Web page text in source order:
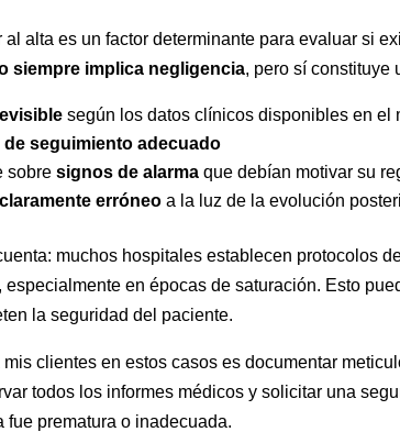
al alta es un factor determinante para evaluar si
siempre implica negligencia, pero sí constituye
según los datos clínicos disponibles en el
de seguimiento adecuado
sobresignos de alarma que debían motivar su
claramente erróneo a la luz de la evolución
muchos hospitales establecen protocolos
en épocas de saturación. Esto
la seguridad del paciente.
clientes en estos casos es documentar
todos los informes médicos y solicitar una
prematura o inadecuada.